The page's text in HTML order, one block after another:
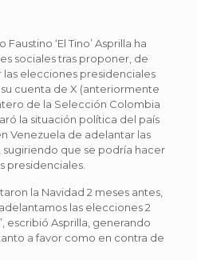
‘El Tino’ Asprilla ha
sociales tras proponer, de
elecciones presidenciales
cuenta de X (anteriormente
de la Selección Colombia
la situación política del país
Venezuela de adelantar las
que se podría hacer
presidenciales.
la Navidad 2 meses antes,
las elecciones 2
escribió Asprilla, generando
a favor como en contra de